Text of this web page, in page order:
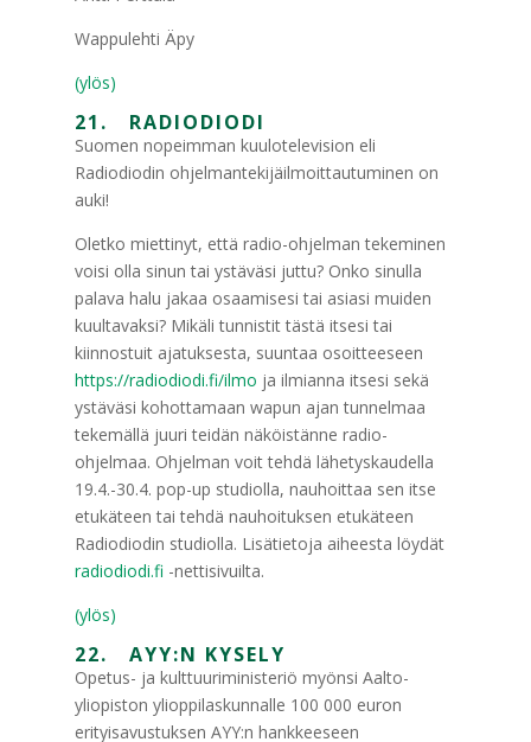
Wappulehti Äpy
(ylös)
21. RADIODIODI
Suomen nopeimman kuulotelevision eli
Radiodiodin ohjelmantekijäilmoittautuminen on
auki!
Oletko miettinyt, että radio-ohjelman tekeminen
voisi olla sinun tai ystäväsi juttu? Onko sinulla
palava halu jakaa osaamisesi tai asiasi muiden
kuultavaksi? Mikäli tunnistit tästä itsesi tai
kiinnostuit ajatuksesta, suuntaa osoitteeseen
https://radiodiodi.fi/ilmo ja ilmianna itsesi sekä
ystäväsi kohottamaan wapun ajan tunnelmaa
tekemällä juuri teidän näköistänne radio-
ohjelmaa. Ohjelman voit tehdä lähetyskaudella
19.4.-30.4. pop-up studiolla, nauhoittaa sen itse
etukäteen tai tehdä nauhoituksen etukäteen
Radiodiodin studiolla. Lisätietoja aiheesta löydät
radiodiodi.fi -nettisivuilta.
(ylös)
22. AYY:N KYSELY
Opetus- ja kulttuuriministeriö myönsi Aalto-
yliopiston ylioppilaskunnalle 100 000 euron
erityisavustuksen AYY:n hankkeeseen